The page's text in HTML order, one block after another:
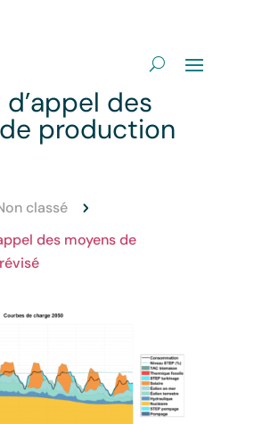
des
production
classé 5
des moyens de